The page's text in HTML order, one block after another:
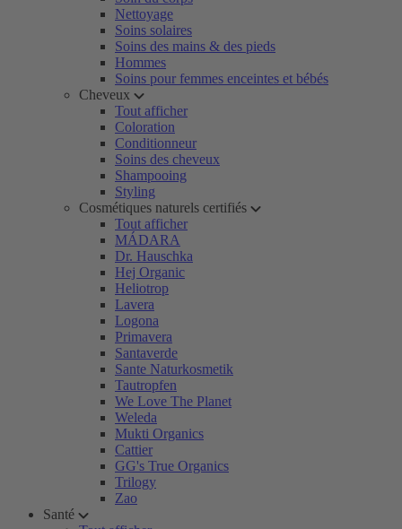
Nettoyage
Soins solaires
Soins des mains & des pieds
Hommes
Soins pour femmes enceintes et bébés
Cheveux
Tout afficher
Coloration
Conditionneur
Soins des cheveux
Shampooing
Styling
Cosmétiques naturels certifiés
Tout afficher
MÁDARA
Dr. Hauschka
Hej Organic
Heliotrop
Lavera
Logona
Primavera
Santaverde
Sante Naturkosmetik
Tautropfen
We Love The Planet
Weleda
Mukti Organics
Cattier
GG's True Organics
Trilogy
Zao
Santé